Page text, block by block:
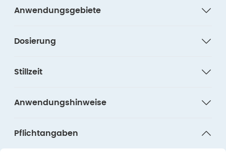
Anwendungsgebiete
Dosierung
Stillzeit
Anwendungshinweise
Pflichtangaben